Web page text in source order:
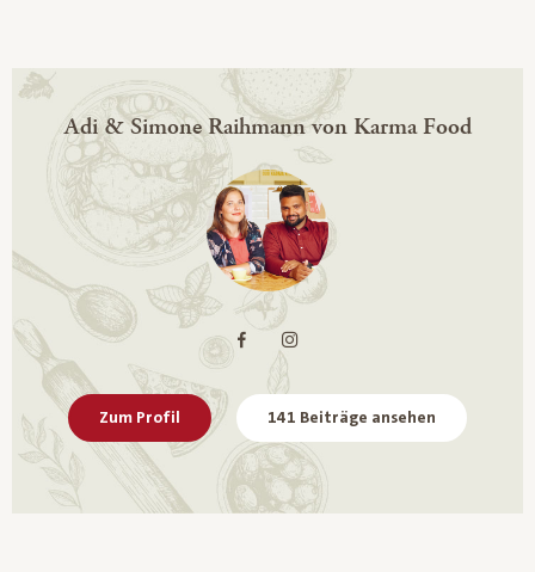
Adi & Simone Raihmann von Karma Food
Zum Profil 141 Beiträge ansehen